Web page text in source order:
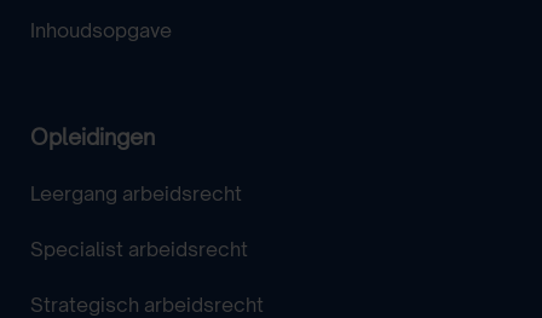
Inhoudsopgave
Opleidingen
Leergang arbeidsrecht
Specialist arbeidsrecht
Strategisch arbeidsrecht